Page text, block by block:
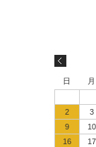
日 月
2
3
9
10
16
17